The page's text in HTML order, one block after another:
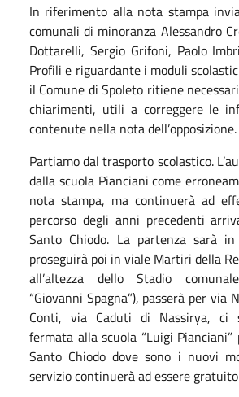
In riferimento alla nota stampa
comunali di minoranza Alessandro
Dottarelli, Sergio Grifoni, Paolo
Profili e riguardante i moduli
il Comune di Spoleto ritiene
chiarimenti, utili a correggere le
contenute nella nota dell’opposizione.
Partiamo dal trasporto scolastico.
dalla scuola Pianciani come
nota stampa, ma continuerà ad
percorso degli anni precedenti
Santo Chiodo. La partenza sarà in
proseguirà poi in viale Martiri della
all’altezza dello Stadio
“Giovanni Spagna”), passerà per via
Conti, via Caduti di Nassirya, ci
fermata alla scuola “Luigi
Santo Chiodo dove sono i nuovi
servizio continuerà ad essere